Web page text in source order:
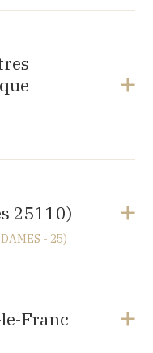
25110)
- 25)
Dames
Franc